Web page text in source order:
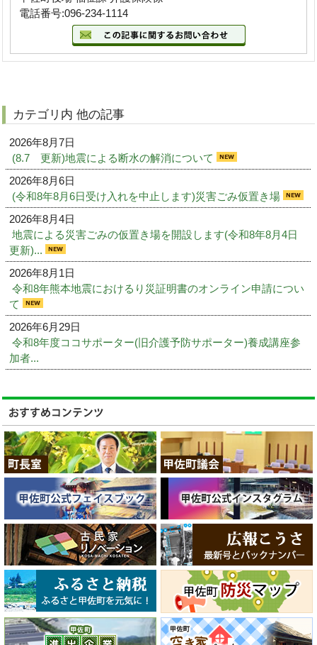
電話番号:096-234-1114
カテゴリ内 他の記事
2026年8月7日
(8.7 更新)地震による断水の解消について
2026年8月6日
(令和8年8月6日受け入れを中止します)災害ごみ仮置き場
2026年8月4日
地震による災害ごみの仮置き場を開設します(令和8年8月4日
更新)...
2026年8月1日
令和8年熊本地震におけるり災証明書のオンライン申請につい
て
2026年6月29日
令和8年度ココサポーター(旧介護予防サポーター)養成講座参
加者...